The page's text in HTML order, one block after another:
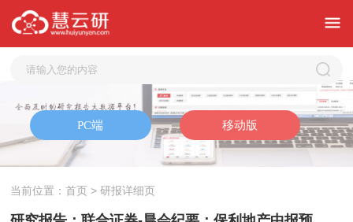
当前位置：首页 > 研报详细页